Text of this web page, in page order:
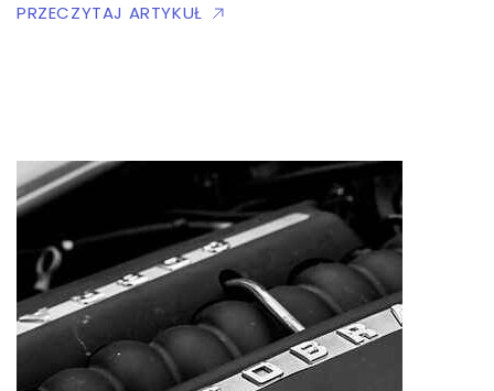
PRZECZYTAJ ARTYKUŁ